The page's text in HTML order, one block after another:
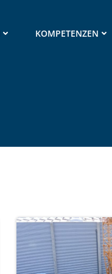
KOMPETENZEN